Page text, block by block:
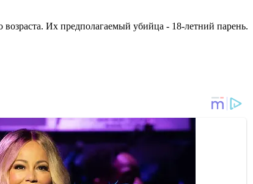
Их предполагаемый убийца - 18-летний парень.